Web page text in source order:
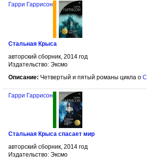
Гарри Гаррисон
Стальная Крыса
авторский сборник, 2014 год
Издательство: Эксмо
Описание: Четвертый и пятый романы цикла о
Гарри Гаррисон
Стальная Крыса спасает мир
авторский сборник, 2014 год
Издательство: Эксмо